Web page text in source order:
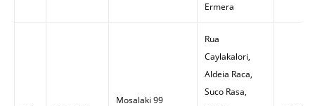
Ermera
Mosalaki 99
Rua
Caylakalori,
Aldeia Raca,
Suco Rasa,